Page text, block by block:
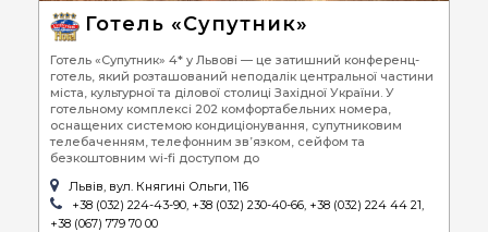
Готель «Супутник»
Готель «Супутник» 4* у Львові — це затишний конференц-
готель, який розташований неподалік центральної частини
міста, культурної та ділової столиці Західної України. У
готельному комплексі 202 комфортабельних номера,
оснащених системою кондиціонування, супутниковим
телебаченням, телефонним зв’язком, сейфом та
безкоштовним wi-fi доступом до
Львів, вул. Княгині Ольги, 116
+38 (032) 224-43-90, +38 (032) 230-40-66, +38 (032) 224 44 21,
+38 (067) 779 70 00